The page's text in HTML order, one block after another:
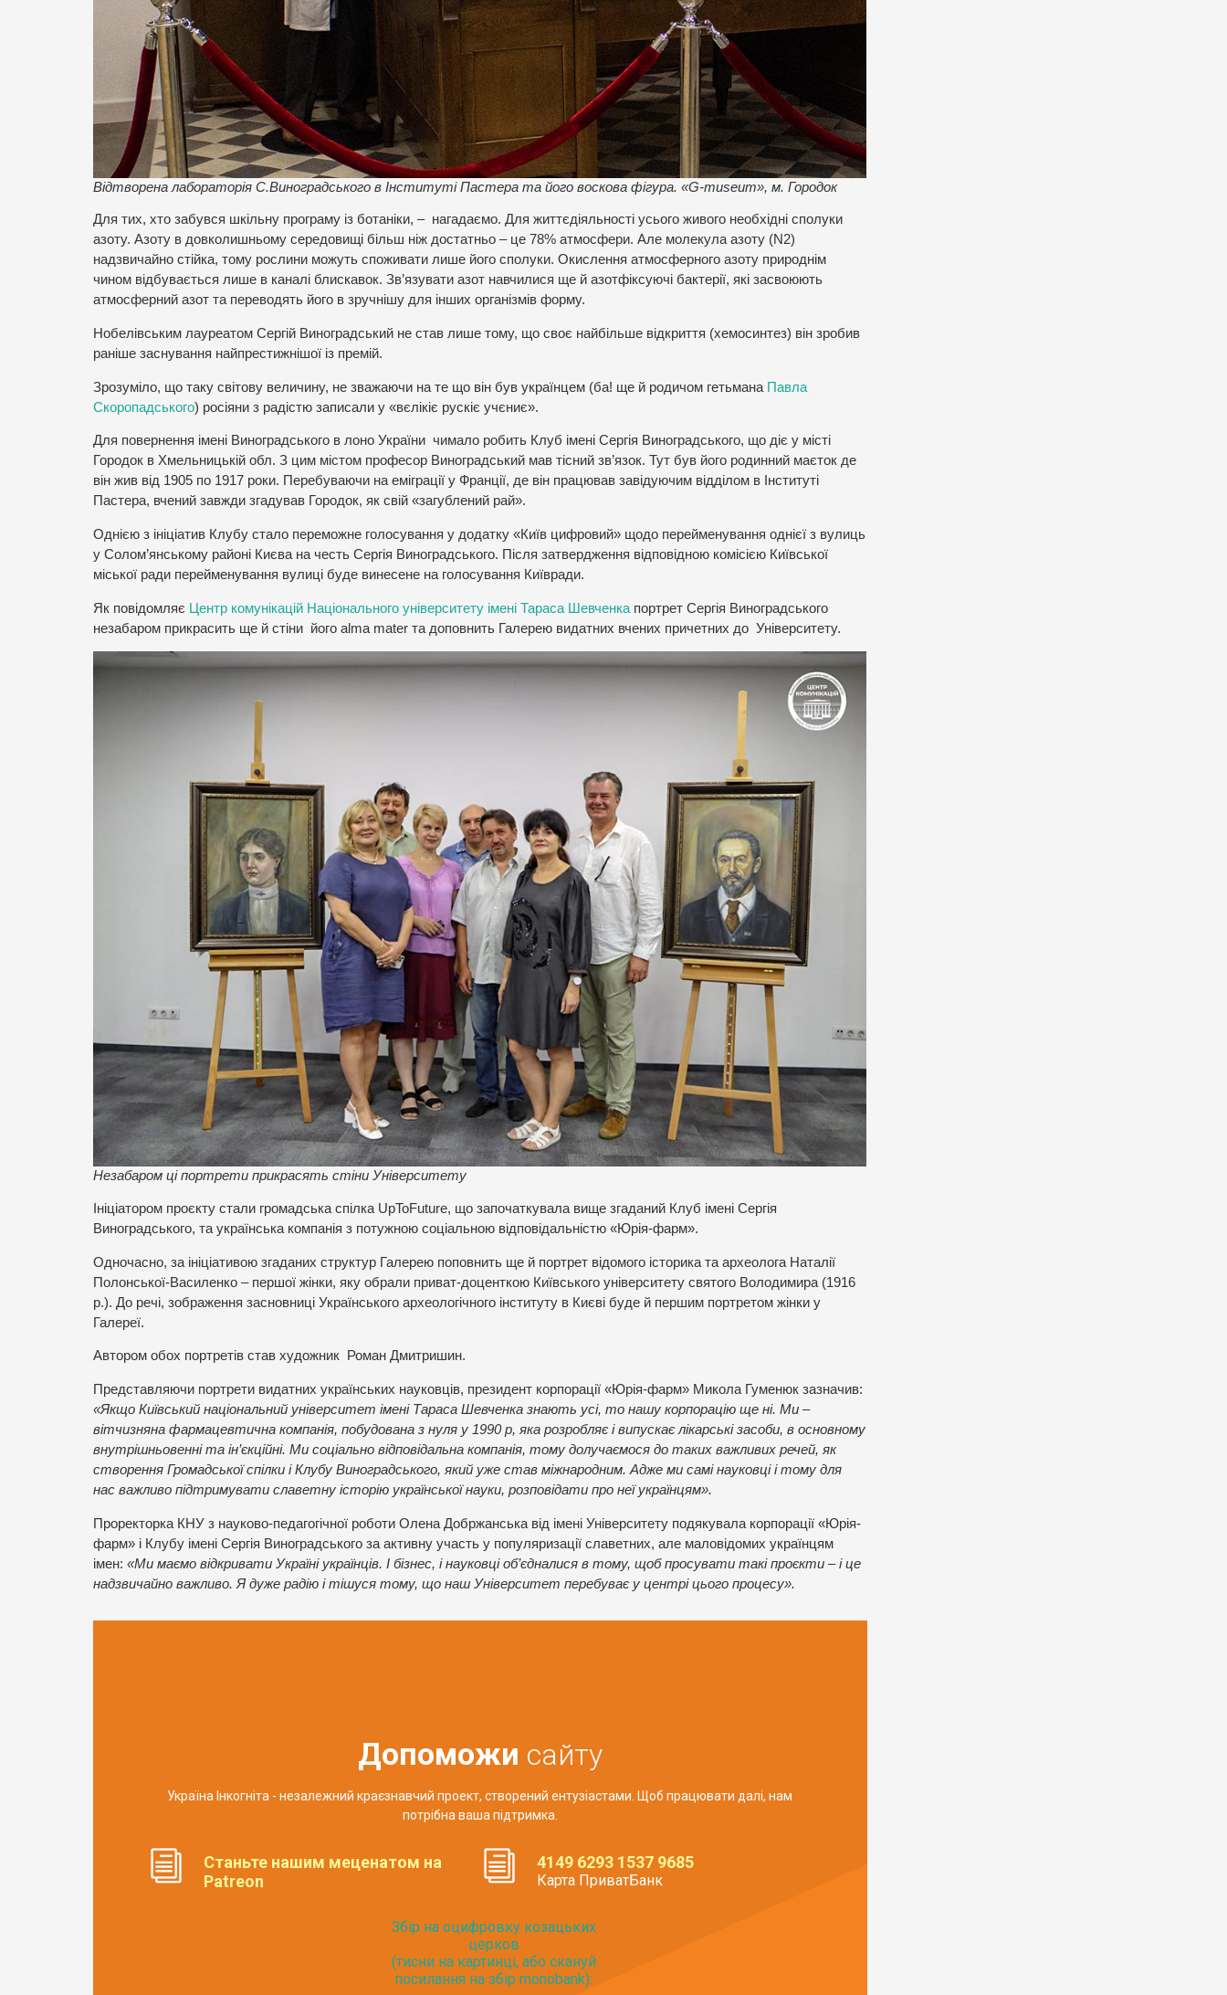
Відтворена лабораторія С.Виноградського в Інституті Пастера та його воскова фігура. «G-museum», м. Городок
Для тих, хто забувся шкільну програму із ботаніки, – нагадаємо. Для життєдіяльності усього живого необхідні сполуки
азоту. Азоту в довколишньому середовищі більш ніж достатньо – це 78% атмосфери. Але молекула азоту (N2)
надзвичайно стійка, тому рослини можуть споживати лише його сполуки. Окислення атмосферного азоту природнім
чином відбувається лише в каналі блискавок. Зв’язувати азот навчилися ще й азотфіксуючі бактерії, які засвоюють
атмосферний азот та переводять його в зручнішу для інших організмів форму.
Нобелівським лауреатом Сергій Виноградський не став лише тому, що своє найбільше відкриття (хемосинтез) він зробив
раніше заснування найпрестижнішої із премій.
Зрозуміло, що таку світову величину, не зважаючи на те що він був українцем (ба! ще й родичом гетьмана Павла
Скоропадського) росіяни з радістю записали у «вєлікіє рускіє учєниє».
Для повернення імені Виноградського в лоно України чимало робить Клуб імені Сергія Виноградського, що діє у місті
Городок в Хмельницькій обл. З цим містом професор Виноградський мав тісний зв’язок. Тут був його родинний маєток де
він жив від 1905 по 1917 роки. Перебуваючи на еміграції у Франції, де він працював завідуючим відділом в Інституті
Пастера, вчений завжди згадував Городок, як свій «загублений рай».
Однією з ініціатив Клубу стало переможне голосування у додатку «Київ цифровий» щодо перейменування однієї з вулиць
у Солом’янському районі Києва на честь Сергія Виноградського. Після затвердження відповідною комісією Київської
міської ради перейменування вулиці буде винесене на голосування Київради.
Як повідомляє Центр комунікацій Національного університету імені Тараса Шевченка портрет Сергія Виноградського
незабаром прикрасить ще й стіни його alma mater та доповнить Галерею видатних вчених причетних до Університету.
Незабаром ці портрети прикрасять стіни Університету
Ініціатором проєкту стали громадська спілка UpToFuture, що започаткувала вище згаданий Клуб імені Сергія
Виноградського, та українська компанія з потужною соціальною відповідальністю «Юрія-фарм».
Одночасно, за ініціативою згаданих структур Галерею поповнить ще й портрет відомого історика та археолога Наталії
Полонської-Василенко – першої жінки, яку обрали приват-доценткою Київського університету святого Володимира (1916
р.). До речі, зображення засновниці Українського археологічного інституту в Києві буде й першим портретом жінки у
Галереї.
Автором обох портретів став художник Роман Дмитришин.
Представляючи портрети видатних українських науковців, президент корпорації «Юрія-фарм» Микола Гуменюк зазначив:
«Якщо Київський національний університет імені Тараса Шевченка знають усі, то нашу корпорацію ще ні. Ми –
вітчизняна фармацевтична компанія, побудована з нуля у 1990 р, яка розробляє і випускає лікарські засоби, в основному
внутрішньовенні та ін’єкційні. Ми соціально відповідальна компанія, тому долучаємося до таких важливих речей, як
створення Громадської спілки і Клубу Виноградського, який уже став міжнародним. Адже ми самі науковці і тому для
нас важливо підтримувати славетну історію української науки, розповідати про неї українцям».
Проректорка КНУ з науково-педагогічної роботи Олена Добржанська від імені Університету подякувала корпорації «Юрія-
фарм» і Клубу імені Сергія Виноградського за активну участь у популяризації славетних, але маловідомих українцям
імен: «Ми маємо відкривати Україні українців. І бізнес, і науковці об’єдналися в тому, щоб просувати такі проєкти – і це
надзвичайно важливо. Я дуже радію і тішуся тому, що наш Університет перебуває у центрі цього процесу».
Допоможи сайту
Україна Інкогніта - незалежний краєзнавчий проект, створений ентузіастами. Щоб працювати далі, нам
потрібна ваша підтримка.
Станьте нашим меценатом на
Patreon
4149 6293 1537 9685
Карта ПриватБанк
Збір на оцифровку козацьких
церков
(тисни на картинці, або скануй
посилання на збір monobank):